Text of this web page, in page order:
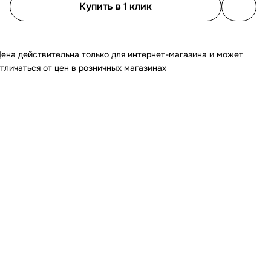
Купить в 1 клик
действительна только для интернет-магазина и может
от цен в розничных магазинах